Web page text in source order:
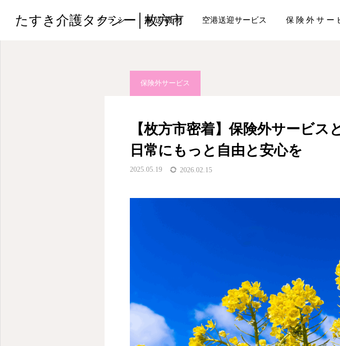
たすき介護タクシー│枚方市
チ ラ シ 搬 送 機 材 空港送迎サービス 保 険 外 サ ー
ブログ 保険外サービス 【枚方市密着】保険外サービス
保険外サービス
【枚方市密着】保険外サービス
日常にもっと自由と安心を
2025.05.19 2026.02.15